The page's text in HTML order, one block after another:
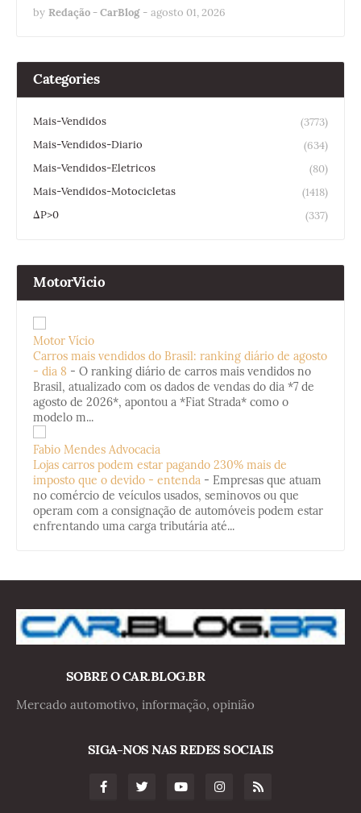
by Redação - CarBlog - agosto 01, 2026
Categories
Mais-Vendidos
(3773)
Mais-Vendidos-Diario
(634)
Mais-Vendidos-Eletricos
(80)
Mais-Vendidos-Motocicletas
(1418)
ΔP>0
(337)
MotorVicio
Motor Vício
Carros mais vendidos do Brasil: ranking diário de agosto
- dia 8 - O ranking diário de carros mais vendidos no
Brasil, atualizado com os dados de vendas do dia *7 de
agosto de 2026*, apontou a *Fiat Strada* como o
modelo m...
Fabio Mendes Advocacia
Lojas carros podem estar pagando 230% mais de
imposto que o devido - entenda - Empresas que atuam
no comércio de veículos usados, seminovos ou que
operam com a consignação de automóveis podem estar
enfrentando uma carga tributária até...
SOBRE O CAR.BLOG.BR
Mercado automotivo, informação, opinião
SIGA-NOS NAS REDES SOCIAIS